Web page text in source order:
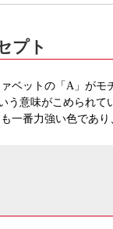
プト
ベットの「A」が
意味がこめられ
一番力強い色であ